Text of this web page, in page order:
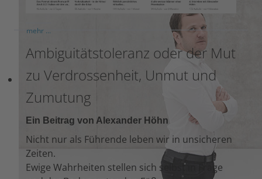
mehr ...
Ambiguitätstoleranz oder der Mut
zu Verdrossenheit, Unmut und
Zumutung
Ein Beitrag von Alexander Höhn
Nicht nur als Führende leben wir in unsicheren
Zeiten.
Ewige Wahrheiten stellen sich selbst in Frage